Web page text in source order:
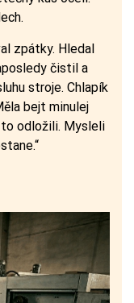
zpátky. Hledal
čistil a
stroje. Chlapík
bejt minulej
odložili. Mysleli